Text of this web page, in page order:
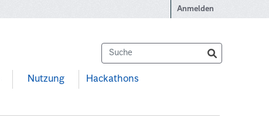
Anmelden
Nutzung Hackathons